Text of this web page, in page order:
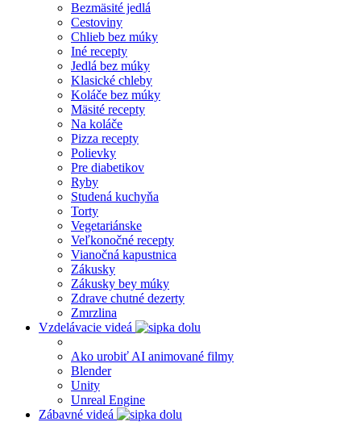
Bezmäsité jedlá
Cestoviny
Chlieb bez múky
Iné recepty
Jedlá bez múky
Klasické chleby
Koláče bez múky
Mäsité recepty
Na koláče
Pizza recepty
Polievky
Pre diabetikov
Ryby
Studená kuchyňa
Torty
Vegetariánske
Veľkonočné recepty
Vianočná kapustnica
Zákusky
Zákusky bey múky
Zdrave chutné dezerty
Zmrzlina
Vzdelávacie videá
Ako urobiť AI animované filmy
Blender
Unity
Unreal Engine
Zábavné videá